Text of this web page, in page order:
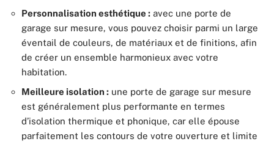
Personnalisation esthétique : avec une porte de
garage sur mesure, vous pouvez choisir parmi un large
éventail de couleurs, de matériaux et de finitions, afin
de créer un ensemble harmonieux avec votre
habitation.
Meilleure isolation : une porte de garage sur mesure
est généralement plus performante en termes
d’isolation thermique et phonique, car elle épouse
parfaitement les contours de votre ouverture et limite